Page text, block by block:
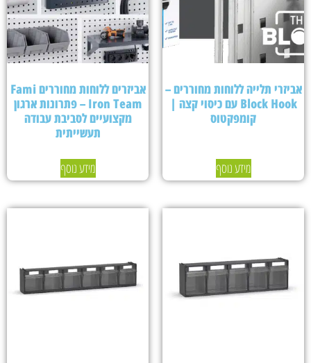
אביזרי תלייה ללוחות מחוררים –
Block Hook עם כיסוי קצה |
קומפקטוס
מידע נוסף
אביזרים ללוחות מחוררים Fami
Iron Team – פתרונות ארגון
מקצועיים לסביבת עבודה
תעשייתית
מידע נוסף